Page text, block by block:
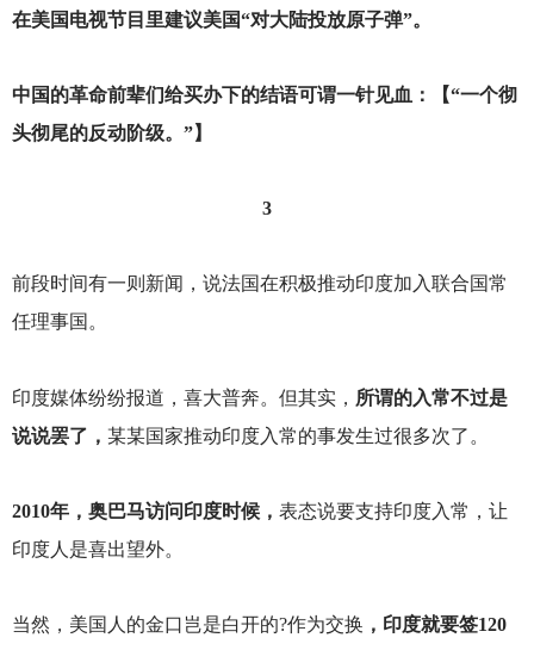
在美国电视节目里建议美国“对大陆投放原子弹”。
中国的革命前辈们给买办下的结语可谓一针见血：【“一个彻
头彻尾的反动阶级。”】
3
前段时间有一则新闻，说法国在积极推动印度加入联合国常
任理事国。
印度媒体纷纷报道，喜大普奔。但其实， 所谓的入常不过是
说说罢了， 某某国家推动印度入常的事发生过很多次了。
2010年，奥巴马访问印度时候， 表态说要支持印度入常，让
印度人是喜出望外。
当然，美国人的金口岂是白开的?作为交换 ，印度就要签120